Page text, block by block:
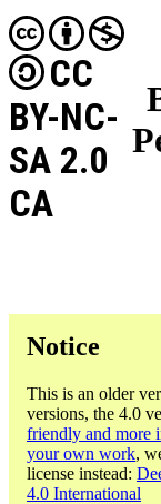
CC
BY-NC-
SA 2.0
CA
Notice
This is an older
versions, the 4.0
friendly and more
your own work,
license instead:
4.0 International